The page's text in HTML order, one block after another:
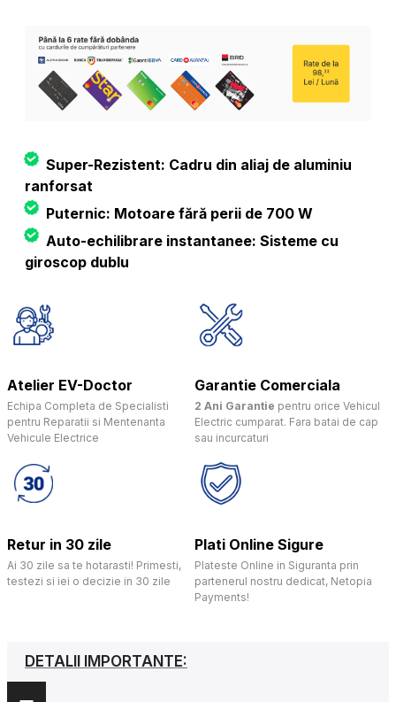
Super-Rezistent: Cadru din aliaj de aluminiu
ranforsat
Puternic: Motoare fără perii de 700 W
Auto-echilibrare instantanee: Sisteme cu
giroscop dublu
Atelier EV-Doctor
Echipa Completa de Specialisti
pentru Reparatii si Mentenanta
Vehicule Electrice
Garantie Comerciala
2 Ani Garantie pentru orice Vehicul
Electric cumparat. Fara batai de cap
sau incurcaturi
Retur in 30 zile
Ai 30 zile sa te hotarasti! Primesti,
testezi si iei o decizie in 30 zile
Plati Online Sigure
Plateste Online in Siguranta prin
partenerul nostru dedicat, Netopia
Payments!
DETALII IMPORTANTE: